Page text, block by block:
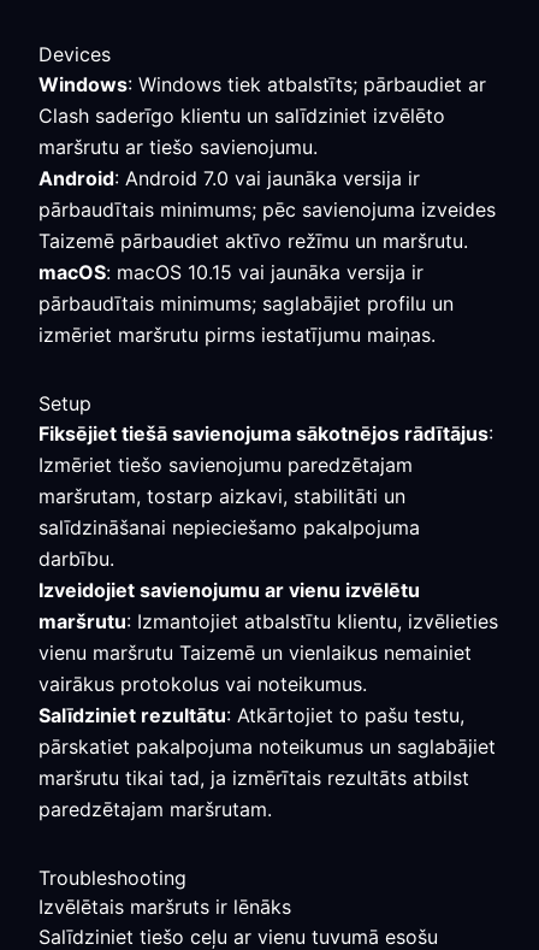
Devices
Windows: Windows tiek atbalstīts; pārbaudiet ar
Clash saderīgo klientu un salīdziniet izvēlēto
maršrutu ar tiešo savienojumu.
Android: Android 7.0 vai jaunāka versija ir
pārbaudītais minimums; pēc savienojuma izveides
Taizemē pārbaudiet aktīvo režīmu un maršrutu.
macOS: macOS 10.15 vai jaunāka versija ir
pārbaudītais minimums; saglabājiet profilu un
izmēriet maršrutu pirms iestatījumu maiņas.
Setup
Fiksējiet tiešā savienojuma sākotnējos rādītājus:
Izmēriet tiešo savienojumu paredzētajam
maršrutam, tostarp aizkavi, stabilitāti un
salīdzināšanai nepieciešamo pakalpojuma
darbību.
Izveidojiet savienojumu ar vienu izvēlētu
maršrutu: Izmantojiet atbalstītu klientu, izvēlieties
vienu maršrutu Taizemē un vienlaikus nemainiet
vairākus protokolus vai noteikumus.
Salīdziniet rezultātu: Atkārtojiet to pašu testu,
pārskatiet pakalpojuma noteikumus un saglabājiet
maršrutu tikai tad, ja izmērītais rezultāts atbilst
paredzētajam maršrutam.
Troubleshooting
Izvēlētais maršruts ir lēnāks
Salīdziniet tiešo ceļu ar vienu tuvumā esošu